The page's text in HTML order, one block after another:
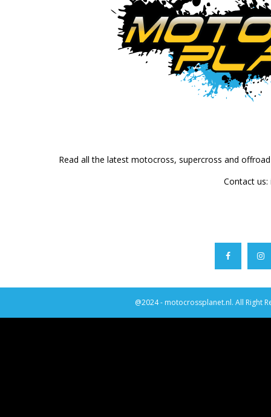
Read all the latest motocross, supercross and
Contact us:
@2024 - motocrossplanet.nl. All Right